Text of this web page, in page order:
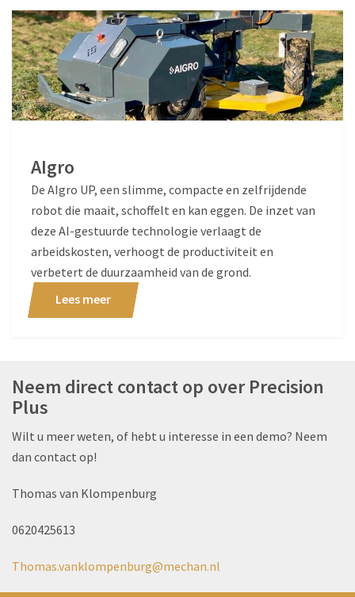
AIgro
De AIgro UP, een slimme, compacte en zelfrijdende
robot die maait, schoffelt en kan eggen. De inzet van
deze AI-gestuurde technologie verlaagt de
arbeidskosten, verhoogt de productiviteit en
verbetert de duurzaamheid van de grond.
Lees meer
Neem direct contact op over Precision
Plus
Wilt u meer weten, of hebt u interesse in een demo? Neem
dan contact op!
Thomas van Klompenburg
0620425613
Thomas.vanklompenburg@mechan.nl